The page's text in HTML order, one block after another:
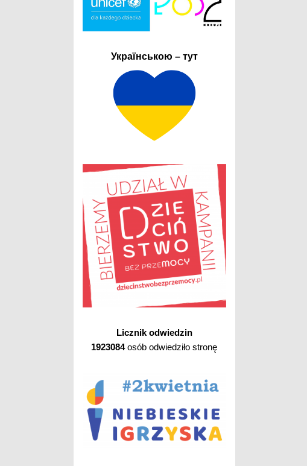
Українською – тут
Licznik odwiedzin
1923084osób odwiedziło stronę